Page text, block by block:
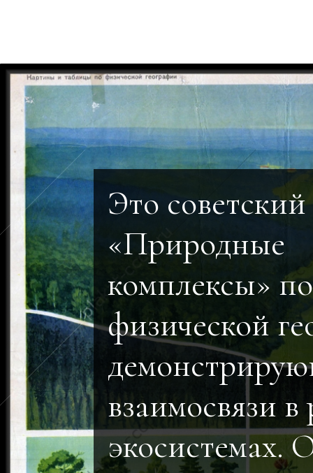
Это
«Природные
комплексы» по
физической
взаимосвязи
экосистемах.